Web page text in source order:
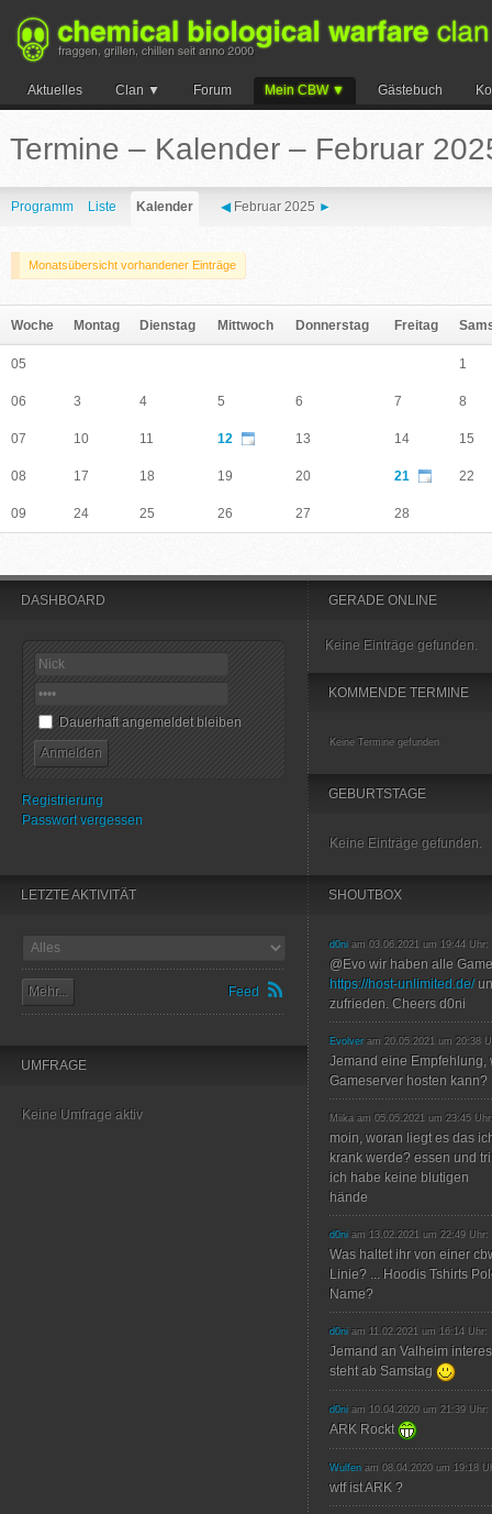
Aktuelles Clan Forum Mein CBW Gästebuch
Termine – Kalender – Februar
Programm Liste Kalender ◀Februar 2025 ►
Monatsübersicht vorhandener Einträge
Woche Montag Dienstag Mittwoch Donnerstag Freitag
05 1
06 3 4 5 6 7 8
07 10 11 12 13 14 15
08 17 18 19 20 21 22
09 24 25 26 27 28
DASHBOARD
Dauerhaft angemeldet bleiben
Registrierung
Passwort vergessen
GERADE ONLINE
Keine Einträge gefunden.
KOMMENDE TERMINE
Keine Termine gefunden
GEBURTSTAGE
Keine Einträge gefunden.
SHOUTBOX
d0ni am 03.06.2021 um 19:44 Uhr:
@Evo wir haben alle
https://host-unlimited.de/
zufrieden. Cheers d0ni
Evolver am 20.05.2021 um 20:38
Jemand eine Empfehlung,
Gameserver hosten kann?
Miika am 05.05.2021 um 23:45
moin, woran liegt es das
krank werde? essen und
ich habe keine blutigen
hände
d0ni am 13.02.2021 um 22:49 Uhr:
Was haltet ihr von einer
Linie? ... Hoodis Tshirts
Name?
d0ni am 11.02.2021 um 16:14 Uhr:
Jemand an Valheim
steht ab Samstag
d0ni am 10.04.2020 um 21:39 Uhr:
ARK Rockt
Wulfen am 08.04.2020 um 19:18
wtf ist ARK ?
LETZTE AKTIVITÄT
Mehr... Feed
UMFRAGE
Keine Umfrage aktiv